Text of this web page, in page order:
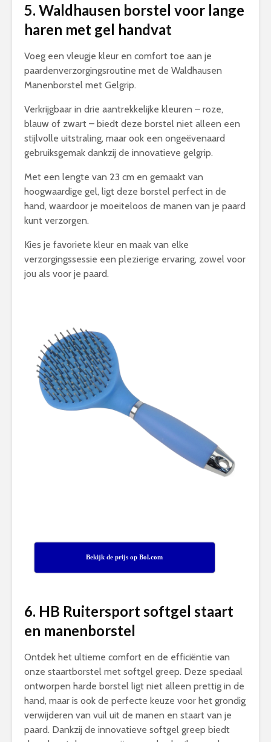
5. Waldhausen borstel voor lange
haren met gel handvat
Voeg een vleugje kleur en comfort toe aan je
paardenverzorgingsroutine met de Waldhausen
Manenborstel met Gelgrip.
Verkrijgbaar in drie aantrekkelijke kleuren – roze,
blauw of zwart – biedt deze borstel niet alleen een
stijlvolle uitstraling, maar ook een ongeëvenaard
gebruiksgemak dankzij de innovatieve gelgrip.
Met een lengte van 23 cm en gemaakt van
hoogwaardige gel, ligt deze borstel perfect in de
hand, waardoor je moeiteloos de manen van je paard
kunt verzorgen.
Kies je favoriete kleur en maak van elke
verzorgingssessie een plezierige ervaring, zowel voor
jou als voor je paard.
Bekijk de prijs op Bol.com
6. HB Ruitersport softgel staart
en manenborstel
Ontdek het ultieme comfort en de efficiëntie van
onze staartborstel met softgel greep. Deze speciaal
ontworpen harde borstel ligt niet alleen prettig in de
hand, maar is ook de perfecte keuze voor het grondig
verwijderen van vuil uit de manen en staart van je
paard. Dankzij de innovatieve softgel greep biedt